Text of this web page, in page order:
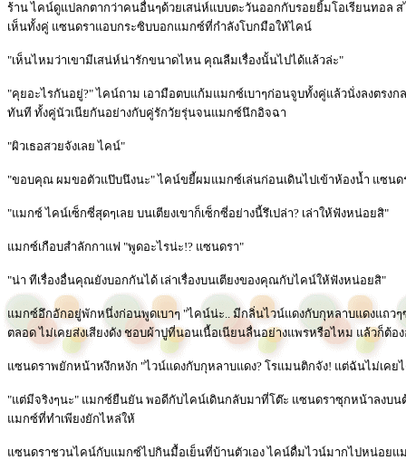
ร้าน ไคน์ดูแปลกตากว่าคนอื่นๆด้วยเสน่ห์แบบตะวันออกกับรอยยิ้มโอเรียนทอล
เห็นทั้งคู่ แซนดราแอบกระซิบบอกแมกซ์ที่กำลังโบกมือให้ไคน์
"เห็นไหมว่าเขามีเสน่ห์น่ารักขนาดไหน คุณลืมเรื่องนั้นไปได้แล้วล่ะ"
"คุยอะไรกันอยู่?" ไคน์ถาม เอามือตบแก้มแมกซ์เบาๆก่อนจูบทั้งคู่แล้วนั่งลงตร
ทันที ทั้งคู่นัวเนียกันอย่างกับคู่รักวัยรุ่นจนแมกซ์นึกอิจฉา
"ผิวเธอสวยจังเลย ไคน์"
"ขอบคุณ ผมขอตัวแป๊บนึงนะ" ไคน์ขยี้ผมแมกซ์เล่นก่อนเดินไปเข้าห้องน้ำ แซน
"แมกซ์ ไคน์เซ็กซี่สุดๆเลย บนเตียงเขาก็เซ็กซี่อย่างนี้รึเปล่า? เล่าให้ฟังหน่อยสิ"
แมกซ์เกือบสำลักกาแฟ "พูดอะไรน่ะ!? แซนดรา"
"น่า ทีเรื่องอื่นคุณยังบอกกันได้ เล่าเรื่องบนเตียงของคุณกับไคน์ให้ฟังหน่อยสิ"
แมกซ์อึกอักอยู่พักหนึ่งก่อนพูดเบาๆ "ไคน์น่ะ.. มีกลิ่นไวน์แดงกับกุหลาบแดงแถว
ตลอด ไม่เคยส่งเสียงดัง ชอบผ้าปูที่นอนเนื้อเนียนลื่นอย่างแพรหรือไหม แล้วก็ต้
แซนดราพยักหน้าหงึกหงัก "ไวน์แดงกับกุหลาบแดง? โรแมนติกจัง! แต่ฉันไม่เคย
"แต่มีจริงๆนะ" แมกซ์ยืนยัน พอดีกับไคน์เดินกลับมาที่โต๊ะ แซนดราซุกหน้าลงบ
แมกซ์ที่ทำเพียงยักไหล่ให้
แซนดราชวนไคน์กับแมกซ์ไปกินมื้อเย็นที่บ้านตัวเอง ไคน์ดื่มไวน์มากไปหน่อย